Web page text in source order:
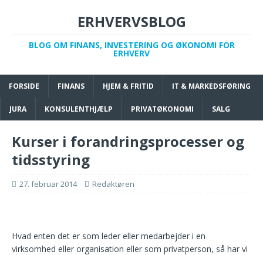
ERHVERVSBLOG
BLOG OM FINANS, INVESTERING OG ØKONOMI FOR
ERHVERV
FORSIDE FINANS HJEM & FRITID IT & MARKEDSFØRING
JURA KONSULENTHJÆLP PRIVATØKONOMI SALG
Kurser i forandringsprocesser og
tidsstyring
27. februar 2014 Redaktøren
Hvad enten det er som leder eller medarbejder i en
virksomhed eller organisation eller som privatperson, så har vi